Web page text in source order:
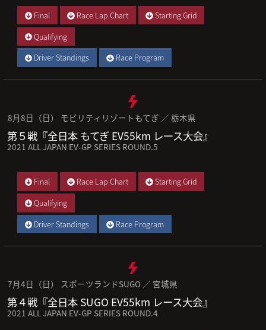
Final Race Lap Chart
Starting Grid
Qualifying
Driver Standings
Race Program
8月8日（日） モビリティリゾートもてぎ ／ 栃木県
第５戦『全日本 もてぎ EV55km レース大会』
2021 ALL JAPAN EV-GP SERIES ROUND.5
Final Race Lap Chart
Starting Grid
Qualifying
Driver Standings
Race Program
7月4日（日） スポーツランドSUGO ／ 宮城県
第４戦『全日本 SUGO EV55km レース大会』
2021 ALL JAPAN EV-GP SERIES ROUND.4